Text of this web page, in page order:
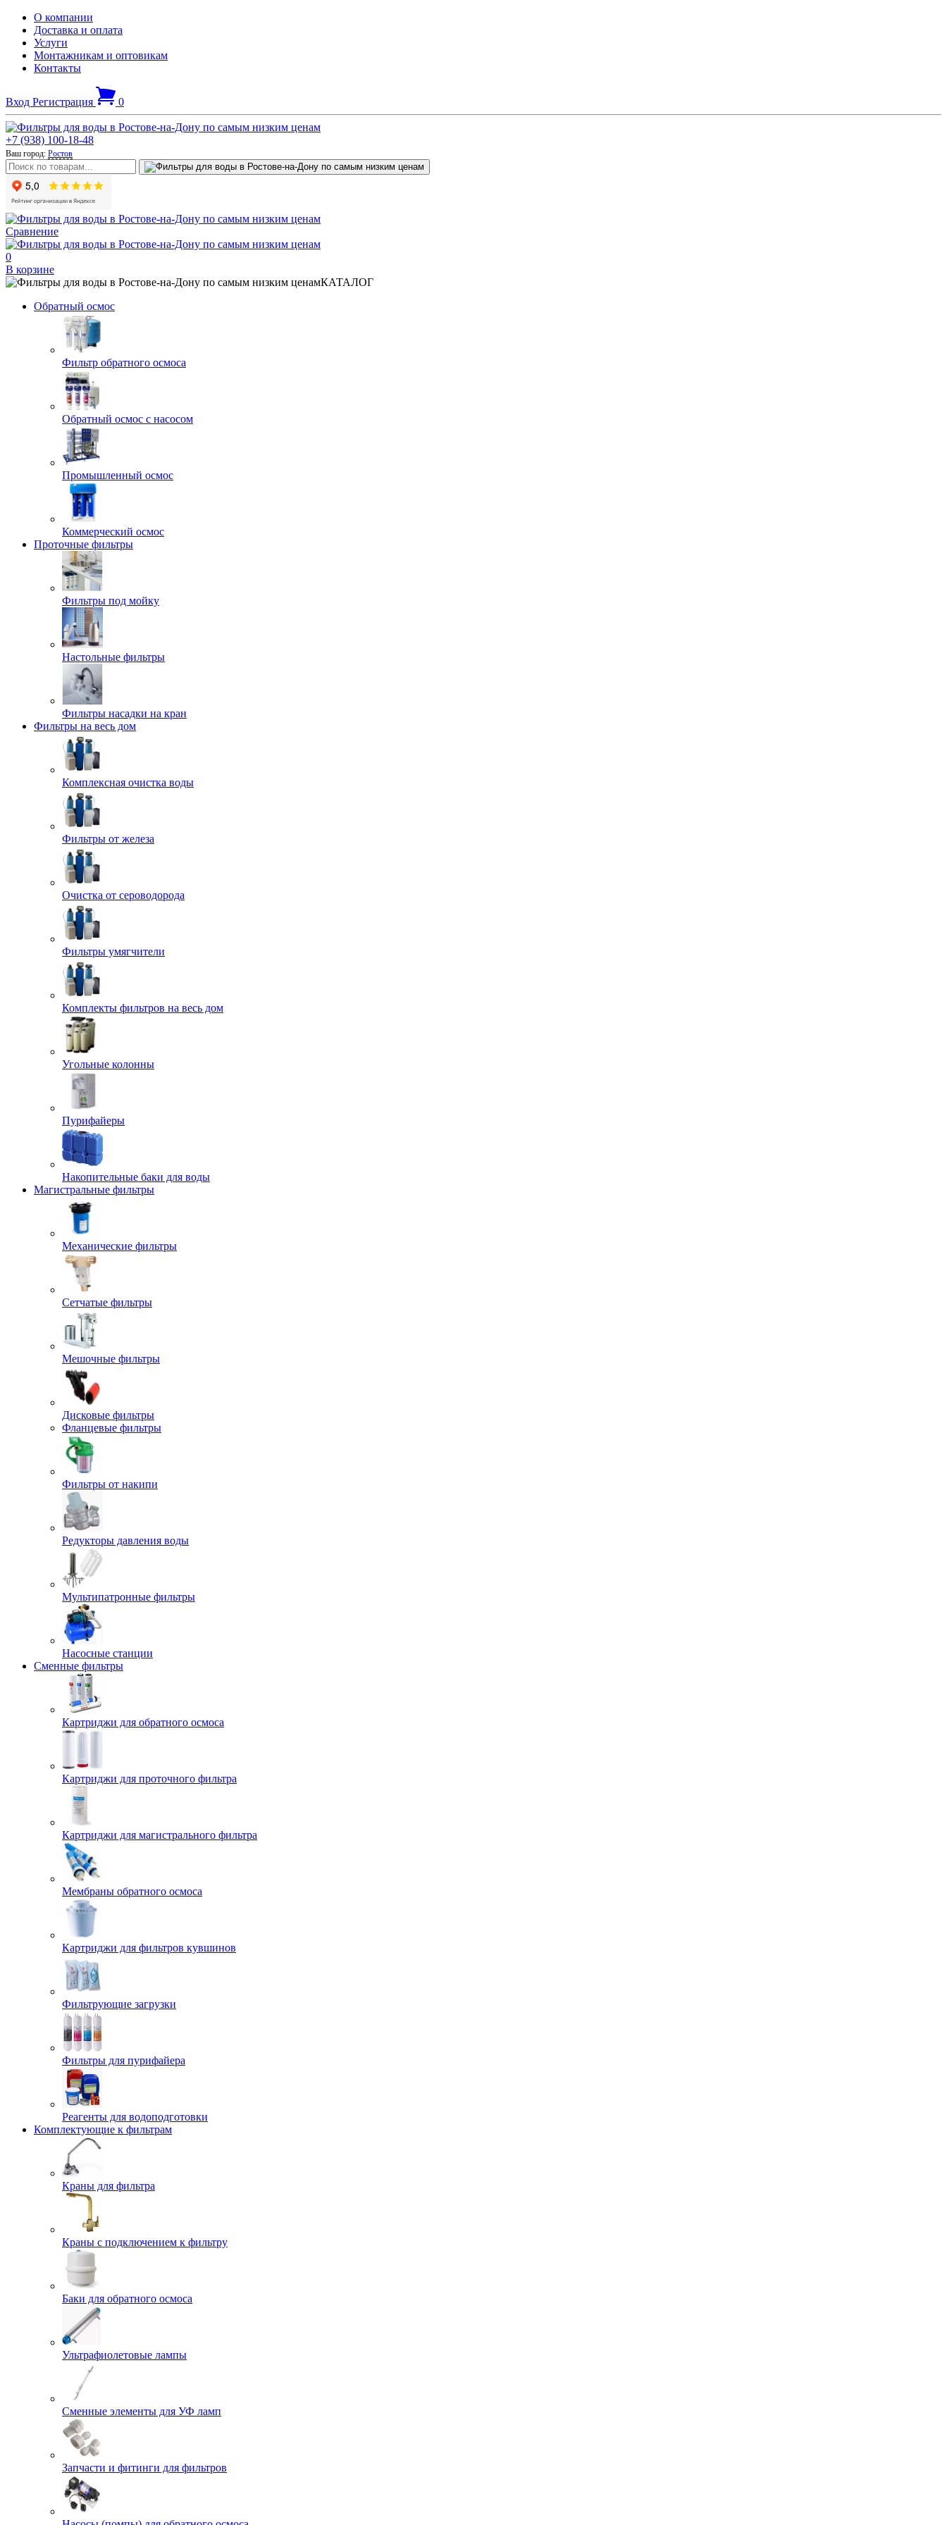
О компании
Доставка и оплата
Услуги
Монтажникам и оптовикам
Контакты
Вход Регистрация 0
+7 (938) 100-18-48
Ваш город: Ростов
Сравнение
0
В корзине
КАТАЛОГ
Обратный осмос
Фильтр обратного осмоса
Обратный осмос с насосом
Промышленный осмос
Коммерческий осмос
Проточные фильтры
Фильтры под мойку
Настольные фильтры
Фильтры насадки на кран
Фильтры на весь дом
Комплексная очистка воды
Фильтры от железа
Очистка от сероводорода
Фильтры умягчители
Комплекты фильтров на весь дом
Угольные колонны
Пурифайеры
Накопительные баки для воды
Магистральные фильтры
Механические фильтры
Сетчатые фильтры
Мешочные фильтры
Дисковые фильтры
Фланцевые фильтры
Фильтры от накипи
Редукторы давления воды
Мультипатронные фильтры
Насосные станции
Сменные фильтры
Картриджи для обратного осмоса
Картриджи для проточного фильтра
Картриджи для магистрального фильтра
Мембраны обратного осмоса
Картриджи для фильтров кувшинов
Фильтрующие загрузки
Фильтры для пурифайера
Реагенты для водоподготовки
Комплектующие к фильтрам
Краны для фильтра
Краны с подключением к фильтру
Баки для обратного осмоса
Ультрафиолетовые лампы
Сменные элементы для УФ ламп
Запчасти и фитинги для фильтров